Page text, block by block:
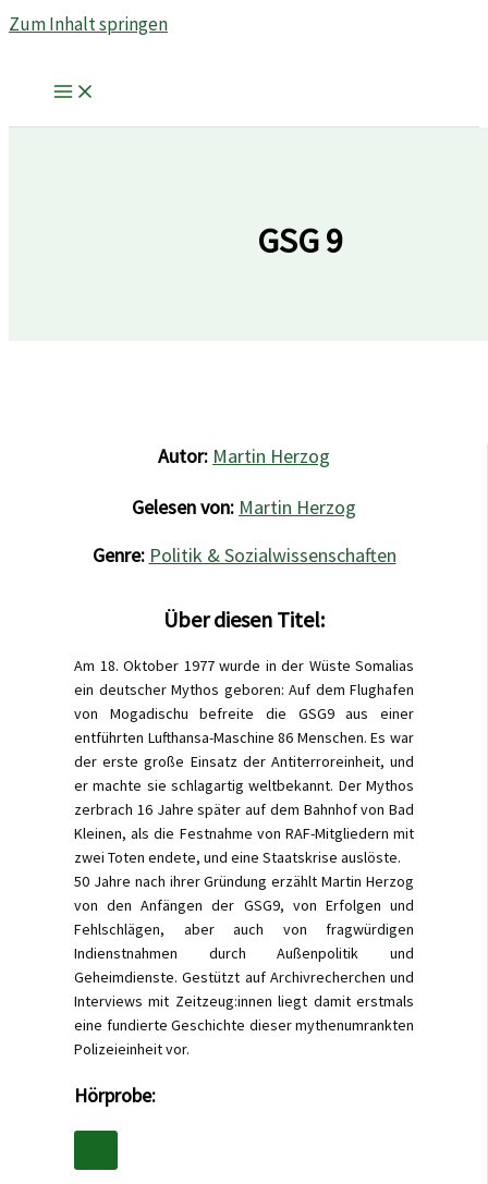
Zum Inhalt springen
GSG 9
Autor: Martin Herzog
Gelesen von: Martin Herzog
Genre: Politik & Sozialwissenschaften
Über diesen Titel:
Am 18. Oktober 1977 wurde in der Wüste Somalias
ein deutscher Mythos geboren: Auf dem Flughafen
von Mogadischu befreite die GSG9 aus einer
entführten Lufthansa-Maschine 86 Menschen. Es war
der erste große Einsatz der Antiterroreinheit, und
er machte sie schlagartig weltbekannt. Der Mythos
zerbrach 16 Jahre später auf dem Bahnhof von Bad
Kleinen, als die Festnahme von RAF-Mitgliedern mit
zwei Toten endete, und eine Staatskrise auslöste.
50 Jahre nach ihrer Gründung erzählt Martin Herzog
von den Anfängen der GSG9, von Erfolgen und
Fehlschlägen, aber auch von fragwürdigen
Indienstnahmen durch Außenpolitik und
Geheimdienste. Gestützt auf Archivrecherchen und
Interviews mit Zeitzeug:innen liegt damit erstmals
eine fundierte Geschichte dieser mythenumrankten
Polizeieinheit vor.
Hörprobe: